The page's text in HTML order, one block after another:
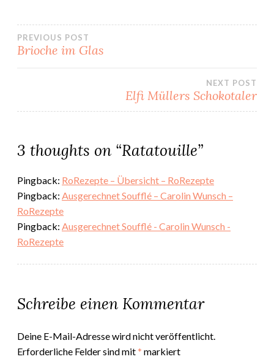
Beitragsnavigation
PREVIOUS POST
Brioche im Glas
NEXT POST
Elfi Müllers Schokotaler
3 thoughts on “Ratatouille”
Pingback: RoRezepte – Übersicht – RoRezepte
Pingback: Ausgerechnet Soufflé – Carolin Wunsch –
RoRezepte
Pingback: Ausgerechnet Soufflé - Carolin Wunsch -
RoRezepte
Schreibe einen Kommentar
Deine E-Mail-Adresse wird nicht veröffentlicht.
Erforderliche Felder sind mit* markiert